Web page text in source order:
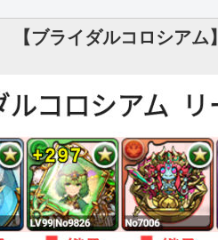
【ブライダルコロシアム】